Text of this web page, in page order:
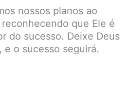
nossos planos ao
que Ele é
do sucesso. Deixe Deus
e o sucesso seguirá.